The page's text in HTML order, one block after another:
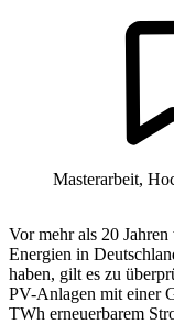
Masterarbeit,
Vor mehr als 20
Energien in
haben, gilt es zu
PV-Anlagen mit einer
TWh erneuerbarem